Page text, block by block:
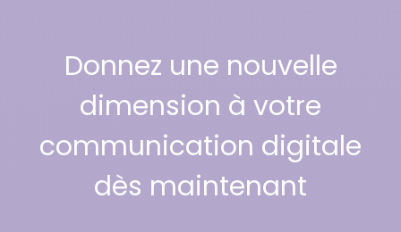
Donnez une nouvelle
dimension à votre
communication digitale
dès maintenant